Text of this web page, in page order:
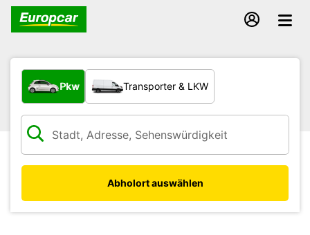
Welche Art von Fahrzeug?
Pkw Transporter & LKW
Abholort auswählen